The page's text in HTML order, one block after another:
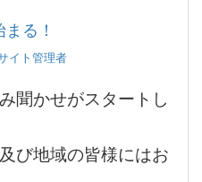
る！
イト管理者
聞かせがスタートし
び地域の皆様にはお